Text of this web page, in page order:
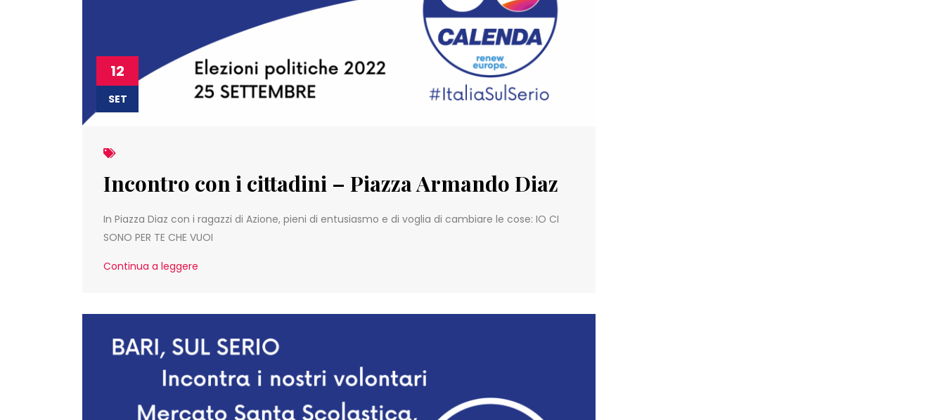
12
SET
Incontro con i cittadini – Piazza Armando Diaz
In Piazza Diaz con i ragazzi di Azione, pieni di entusiasmo e di voglia di cambiare le cose: IO CI
SONO PER TE CHE VUOI
Continua a leggere